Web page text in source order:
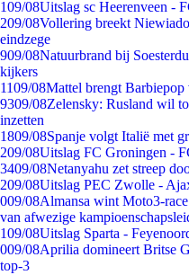
109/08Uitslag sc Heerenveen -
209/08Vollering breekt
eindzege
909/08Natuurbrand bij
kijkers
1109/08Mattel brengt
9309/08Zelensky: Rusland wil
inzetten
1809/08Spanje volgt Italië met
209/08Uitslag FC Groningen -
3409/08Netanyahu zet streep
209/08Uitslag PEC Zwolle -
009/08Almansa wint Moto3-
van afwezige
109/08Uitslag Sparta -
009/08Aprilia domineert Britse
top-3